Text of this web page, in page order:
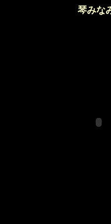
琴みな